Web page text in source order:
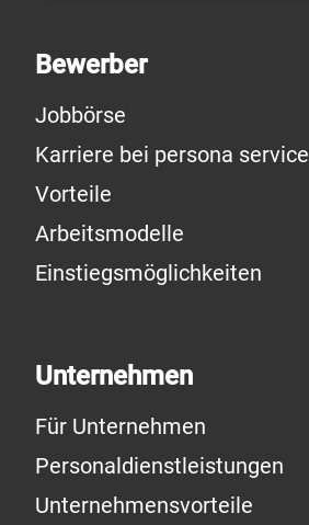
Bewerber
Jobbörse
Karriere bei persona service
Vorteile
Arbeitsmodelle
Einstiegsmöglichkeiten
Unternehmen
Für Unternehmen
Personaldienstleistungen
Unternehmensvorteile